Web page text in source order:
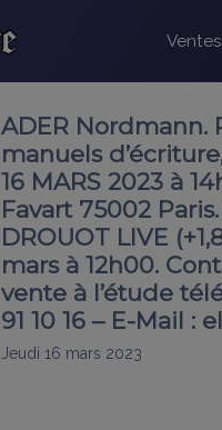
ADER Nordmann.
manuels
16 MARS 2023 à
Favart 75002
DROUOT LIVE
mars à 12h00.
vente à l’étude
91 10 16 – E-Mail :
Jeudi 16 mars 2023